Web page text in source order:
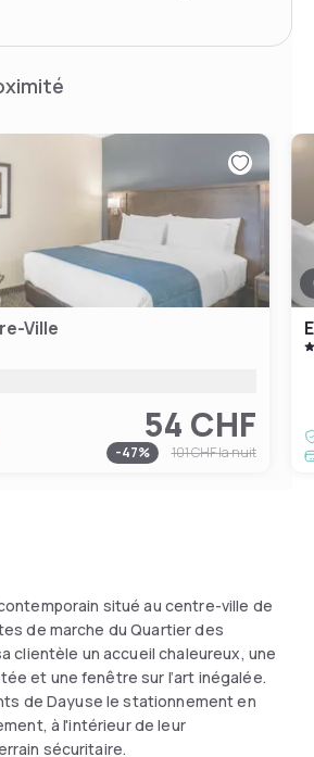
Ville
54 CHF
-47% 101 CHFla nuit
situé au centre-ville de
de marche du Quartier des
clientèle un accueil chaleureux, une
et une fenêtre sur l’art inégalée.
de Dayuse le stationnement en
à l'intérieur de leur
sécuritaire.